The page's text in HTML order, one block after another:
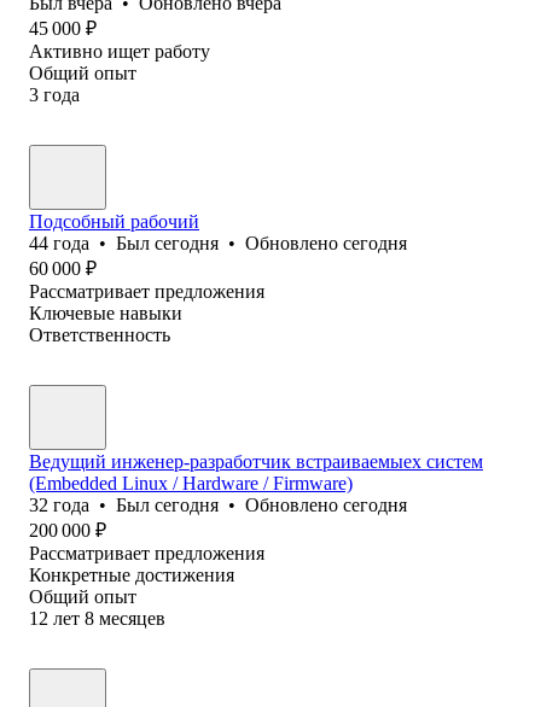
45 000 ₽
Активно ищет работу
Общий опыт
3 года
Подсобный рабочий
44 года • Был сегодня • Обновлено сегодня
60 000 ₽
Рассматривает предложения
Ключевые навыки
Ответственность
Ведущий инженер-разработчик встраиваемыех систем
(Embedded Linux / Hardware / Firmware)
32 года • Был сегодня • Обновлено сегодня
200 000 ₽
Рассматривает предложения
Конкретные достижения
Общий опыт
12 лет 8 месяцев